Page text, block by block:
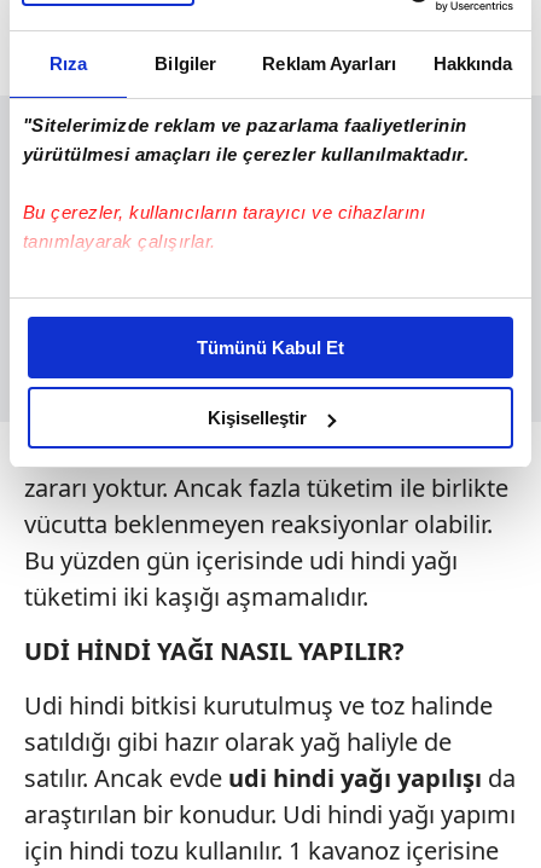
Rıza Bilgiler Reklam Ayarları Hakkında
"Sitelerimizde reklam ve pazarlama faaliyetlerinin
yürütülmesi amaçları ile çerezler kullanılmaktadır.
Bu çerezler, kullanıcıların tarayıcı ve cihazlarını
tanımlayarak çalışırlar.
Bu çerezlere izin vermeniz halinde sizlere özel
daha iyi reklam deneyimi yaşatabiliriz. Bunu yaparken
amacımızın size daha iyi bir reklam deneyimi sunmak
olduğunu ve sizlere en iyi içerikleri sunabilmek adına
elimizden gelen çabayı gösterdiğimizi ve bu noktada,
reklamların maliyetlerimizi karşılamak noktasında tek gelir
kalemimiz olduğunu sizlere hatırlatmak isteriz.
Her halükârda, kullanıcılar, bu çerezlere izin vermedikleri
takdirde, kullanıcılara hedefli reklamlar
gösterilmeyecektir."
Sitemizde kendimize ve üçüncü kişilere ait çerezler
kullanılmaktadır. Bu çerezler vasıtasıyla çeşitli kişisel
verileriniz işlenmekte olup gerekli olan çerezler bilgi
toplumu hizmetlerinin sunulması amacıyla
kullanılmaktadır. Diğer çerezler, sitemizin daha işlevsel
kılınması ve kişiselleştirilmesi ve sizlere yönelik
Tümünü Kabul Et
Kişiselleştir
UDİ HİNDİ YAĞI ZARARLARI
Udi hindi yapının düzenli tüketimde bir
zararı yoktur. Ancak fazla tüketim ile birlikte
vücutta beklenmeyen reaksiyonlar olabilir.
Bu yüzden gün içerisinde udi hindi yağı
tüketimi iki kaşığı aşmamalıdır.
UDİ HİNDİ YAĞI NASIL YAPILIR?
Udi hindi bitkisi kurutulmuş ve toz halinde
satıldığı gibi hazır olarak yağ haliyle de
satılır. Ancak evde udi hindi yağı yapılışı da
araştırılan bir konudur. Udi hindi yağı yapımı
için hindi tozu kullanılır. 1 kavanoz içerisine